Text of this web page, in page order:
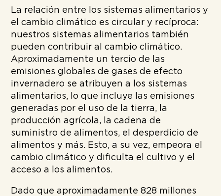
La relación entre los sistemas alimentarios y
el cambio climático es circular y recíproca:
nuestros sistemas alimentarios también
pueden contribuir al cambio climático.
Aproximadamente un tercio de las
emisiones globales de gases de efecto
invernadero se atribuyen a los sistemas
alimentarios, lo que incluye las emisiones
generadas por el uso de la tierra, la
producción agrícola, la cadena de
suministro de alimentos, el desperdicio de
alimentos y más. Esto, a su vez, empeora el
cambio climático y dificulta el cultivo y el
acceso a los alimentos.
Dado que aproximadamente 828 millones